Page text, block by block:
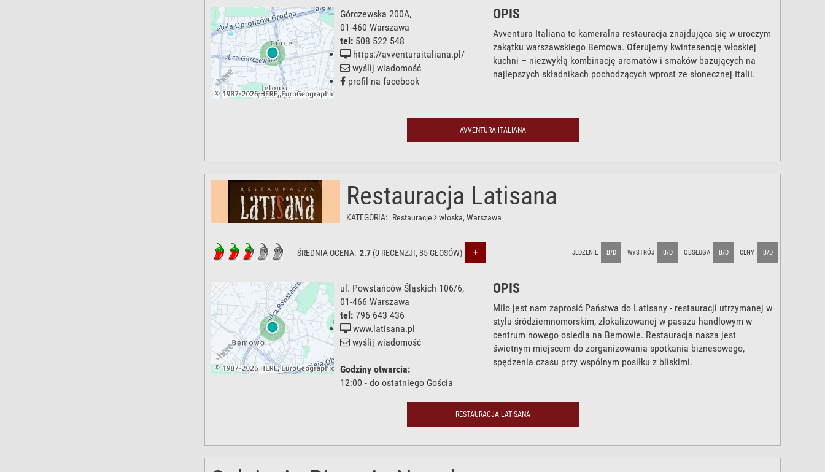
Górczewska 200A,
01-460 Warszawa
tel: 508 522 548
https://avventuraitaliana.pl/
wyślij wiadomość
profil na facebook
OPIS
Avventura Italiana to kameralna restauracja znajdująca się w uroczym
zakątku warszawskiego Bemowa. Oferujemy kwintesencję włoskiej
kuchni – niezwykłą kombinację aromatów i smaków bazujących na
najlepszych składnikach pochodzących wprost ze słonecznej Italii.
AVVENTURA ITALIANA
Restauracja Latisana
KATEGORIA: Restauracje włoska, Warszawa
ŚREDNIA OCENA: 2.7 (0 RECENZJI, 85GŁOSÓW) + JEDZENIE B/D WYSTRÓJ B/D OBSŁUGA B/D CENY B/D
ul. Powstańców Śląskich 106/6,
01-466 Warszawa
tel: 796 643 436
www.latisana.pl
wyślij wiadomość
Godziny otwarcia:
12:00 - do ostatniego Gościa
OPIS
Miło jest nam zaprosić Państwa do Latisany - restauracji utrzymanej w
stylu śródziemnomorskim, zlokalizowanej w pasażu handlowym w
centrum nowego osiedla na Bemowie. Restauracja nasza jest
świetnym miejscem do zorganizowania spotkania biznesowego,
spędzenia czasu przy wspólnym posiłku z bliskimi.
RESTAURACJA LATISANA